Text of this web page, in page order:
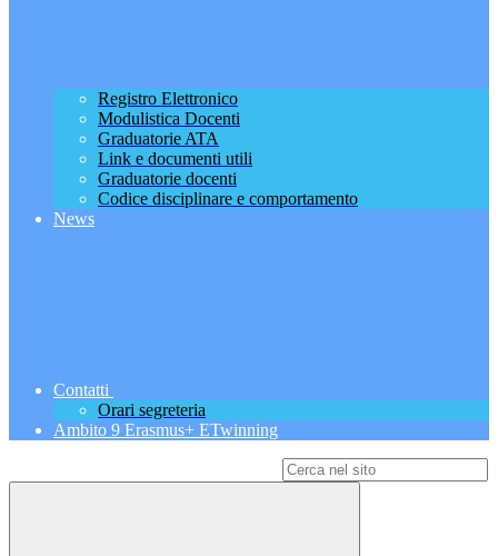
Registro Elettronico
Modulistica Docenti
Graduatorie ATA
Link e documenti utili
Graduatorie docenti
Codice disciplinare e comportamento
News
Contatti
Orari segreteria
Ambito 9 Erasmus+ ETwinning